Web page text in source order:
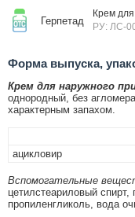
Герпетад
Крем
РУ: ЛС-
Форма выпуска,
Крем для наружного
однородный, без
характерным запахом.
ацикловир
Вспомогательные
цетилстеариловый
пропиленгликоль, вода